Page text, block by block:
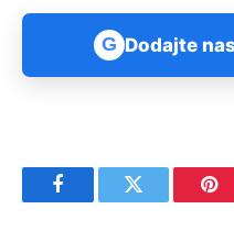
G Dodajte
FacebookTwitter